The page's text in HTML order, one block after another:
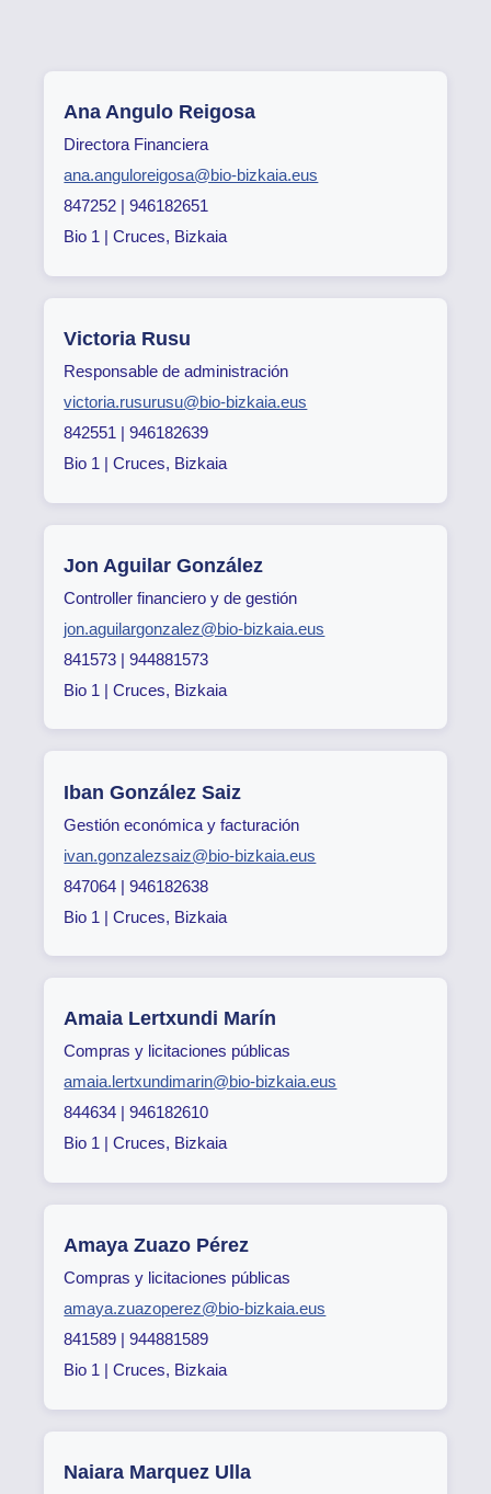
Ana Angulo Reigosa
Directora Financiera
ana.anguloreigosa@bio-bizkaia.eus
847252 | 946182651
Bio 1 | Cruces, Bizkaia
Victoria Rusu
Responsable de administración
victoria.rusurusu@bio-bizkaia.eus
842551 | 946182639
Bio 1 | Cruces, Bizkaia
Jon Aguilar González
Controller financiero y de gestión
jon.aguilargonzalez@bio-bizkaia.eus
841573 | 944881573
Bio 1 | Cruces, Bizkaia
Iban González Saiz
Gestión económica y facturación
ivan.gonzalezsaiz@bio-bizkaia.eus
847064 | 946182638
Bio 1 | Cruces, Bizkaia
Amaia Lertxundi Marín
Compras y licitaciones públicas
amaia.lertxundimarin@bio-bizkaia.eus
844634 | 946182610
Bio 1 | Cruces, Bizkaia
Amaya Zuazo Pérez
Compras y licitaciones públicas
amaya.zuazoperez@bio-bizkaia.eus
841589 | 944881589
Bio 1 | Cruces, Bizkaia
Naiara Marquez Ulla